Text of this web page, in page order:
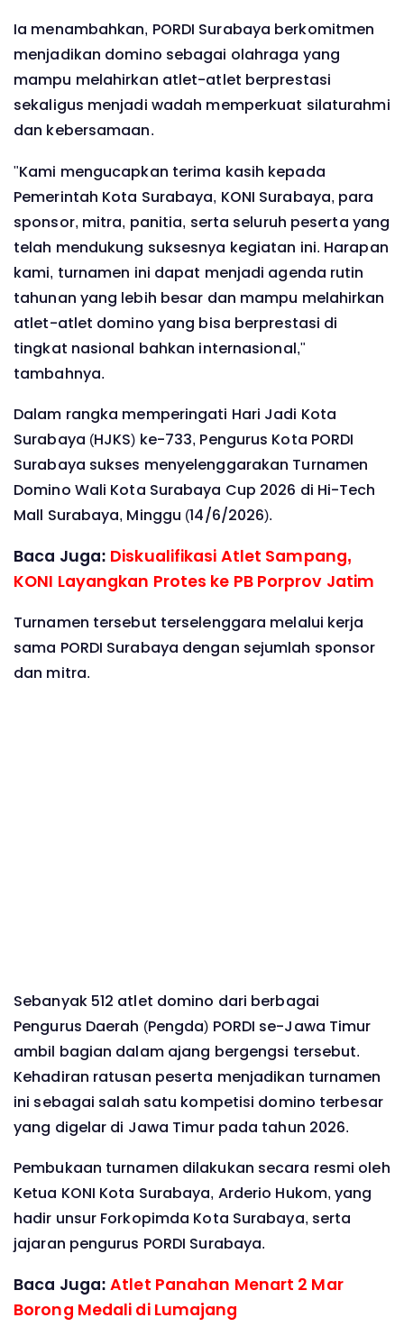
Ia menambahkan, PORDI Surabaya berkomitmen
menjadikan domino sebagai olahraga yang
mampu melahirkan atlet-atlet berprestasi
sekaligus menjadi wadah memperkuat silaturahmi
dan kebersamaan.
"Kami mengucapkan terima kasih kepada
Pemerintah Kota Surabaya, KONI Surabaya, para
sponsor, mitra, panitia, serta seluruh peserta yang
telah mendukung suksesnya kegiatan ini. Harapan
kami, turnamen ini dapat menjadi agenda rutin
tahunan yang lebih besar dan mampu melahirkan
atlet-atlet domino yang bisa berprestasi di
tingkat nasional bahkan internasional,"
tambahnya.
Dalam rangka memperingati Hari Jadi Kota
Surabaya (HJKS) ke-733, Pengurus Kota PORDI
Surabaya sukses menyelenggarakan Turnamen
Domino Wali Kota Surabaya Cup 2026 di Hi-Tech
Mall Surabaya, Minggu (14/6/2026).
Baca Juga: Diskualifikasi Atlet Sampang,
KONI Layangkan Protes ke PB Porprov Jatim
Turnamen tersebut terselenggara melalui kerja
sama PORDI Surabaya dengan sejumlah sponsor
dan mitra.
Sebanyak 512 atlet domino dari berbagai
Pengurus Daerah (Pengda) PORDI se-Jawa Timur
ambil bagian dalam ajang bergengsi tersebut.
Kehadiran ratusan peserta menjadikan turnamen
ini sebagai salah satu kompetisi domino terbesar
yang digelar di Jawa Timur pada tahun 2026.
Pembukaan turnamen dilakukan secara resmi oleh
Ketua KONI Kota Surabaya, Arderio Hukom, yang
hadir unsur Forkopimda Kota Surabaya, serta
jajaran pengurus PORDI Surabaya.
Baca Juga:Atlet Panahan Menart 2 Mar
Borong Medali di Lumajang